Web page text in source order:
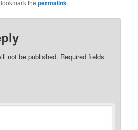
thepermalink.
not be published. Required fields